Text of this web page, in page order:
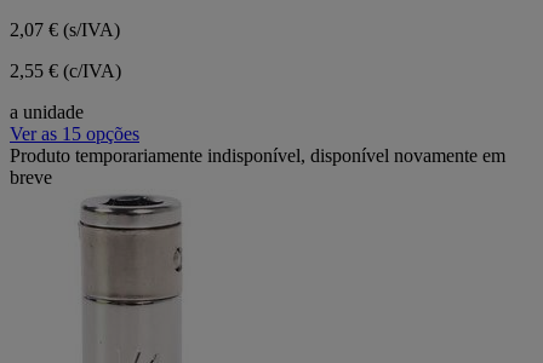
2,07 € (s/IVA)
2,55 € (c/IVA)
a unidade
Ver as 15 opções
Produto temporariamente indisponível, disponível novamente em
breve